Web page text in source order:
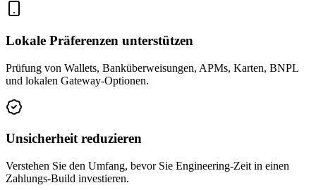
Lokale Präferenzen unterstützen
Prüfung von Wallets, Banküberweisungen, APMs, Karten, BNPL
und lokalen Gateway-Optionen.
Unsicherheit reduzieren
Verstehen Sie den Umfang, bevor Sie Engineering-Zeit in einen
Zahlungs-Build investieren.